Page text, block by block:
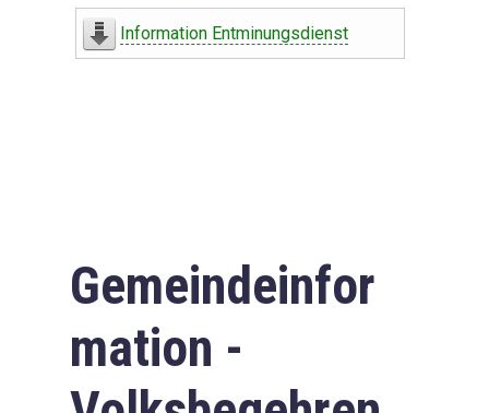
Information Entminungsdienst
Gemeindeinfor
mation -